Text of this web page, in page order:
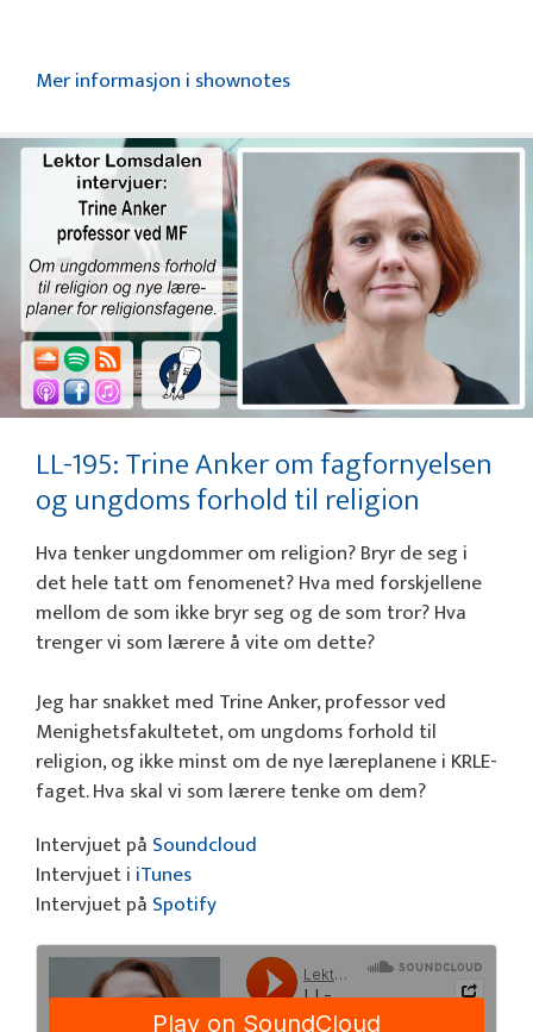
Mer informasjon i shownotes
LL-195: Trine Anker om fagfornyelsen
og ungdoms forhold til religion
Hva tenker ungdommer om religion? Bryr de seg i
det hele tatt om fenomenet? Hva med forskjellene
mellom de som ikke bryr seg og de som tror? Hva
trenger vi som lærere å vite om dette?
Jeg har snakket med Trine Anker, professor ved
Menighetsfakultetet, om ungdoms forhold til
religion, og ikke minst om de nye læreplanene i KRLE-
faget. Hva skal vi som lærere tenke om dem?
Intervjuet på Soundcloud
Intervjuet i iTunes
Intervjuet på Spotify